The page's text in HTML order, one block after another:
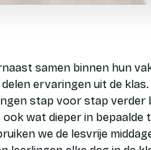
samen binnen hun
ervaringen uit de
stap voor stap verder
ook wat dieper in
we de lesvrije